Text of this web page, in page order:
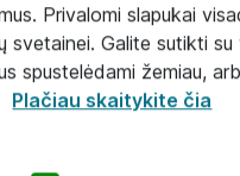
Privalomi slapukai
svetainei. Galite sutikti
spustelėdami žemiau,
Plačiau skaitykite čia